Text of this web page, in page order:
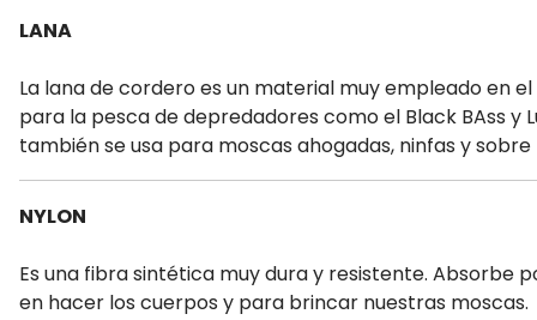
LANA
La lana de cordero es un material muy empleado en
para la pesca de depredadores como el Black BAss y
también se usa para moscas ahogadas, ninfas y
NYLON
Es una fibra sintética muy dura y resistente. Absorbe
en hacer los cuerpos y para brincar nuestras moscas.